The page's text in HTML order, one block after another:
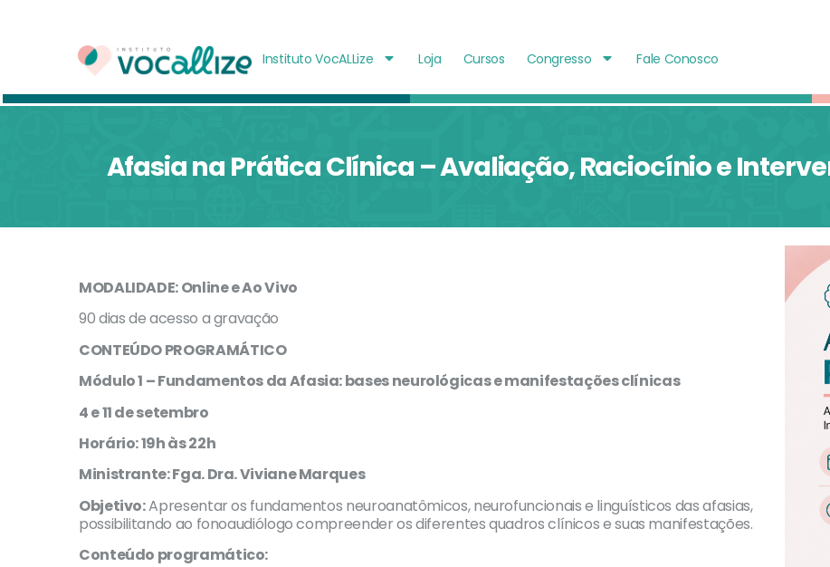
Instituto VocALLize Loja Cursos Congresso Fale Conosco
Afasia na Prática Clínica – Avaliação, Raciocínio e
MODALIDADE:Online e Ao Vivo
90 dias de acesso a gravação
CONTEÚDO PROGRAMÁTICO
Módulo 1 – Fundamentos da Afasia: bases neurológicas e manifestações clínicas
4 e 11 de setembro
Horário: 19h às 22h
Ministrante: Fga. Dra. Viviane Marques
Objetivo:Apresentar os fundamentos neuroanatômicos, neurofuncionais e linguísticos das afasias,
possibilitando ao fonoaudiólogo compreender os diferentes quadros clínicos e suas manifestações.
Conteúdo programático: